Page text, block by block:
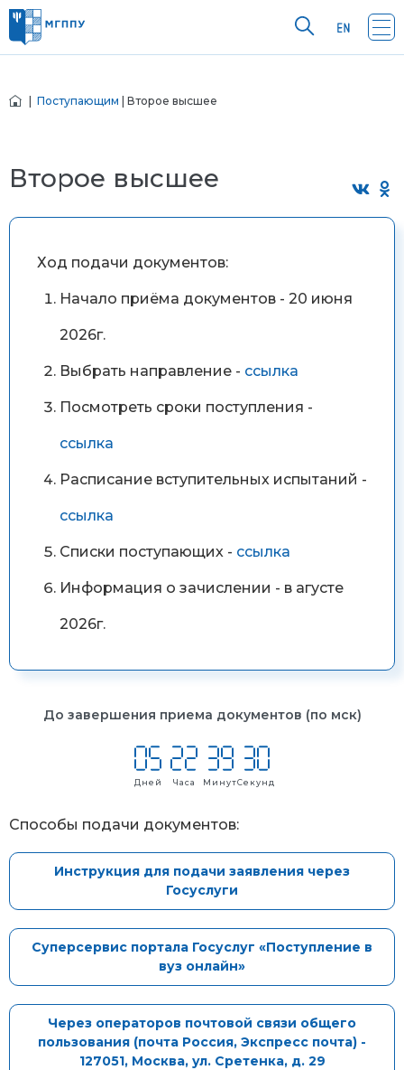
Поступающим | Второе высшее
Второе высшее
Ход подачи документов:
Начало приёма документов - 20 июня
2026г.
Выбрать направление - ссылка
Посмотреть сроки поступления -
ссылка
Расписание вступительных испытаний -
ссылка
Списки поступающих - ссылка
Информация о зачислении - в агусте
2026г.
До завершения приема документов (по мск)
Дней Часа МинутСекунд
Способы подачи документов:
Инструкция для подачи заявления через
Госуслуги
Суперсервис портала Госуслуг «Поступление в
вуз онлайн»
Через операторов почтовой связи общего
пользования (почта Россия, Экспресс почта) -
127051, Москва, ул. Сретенка, д. 29